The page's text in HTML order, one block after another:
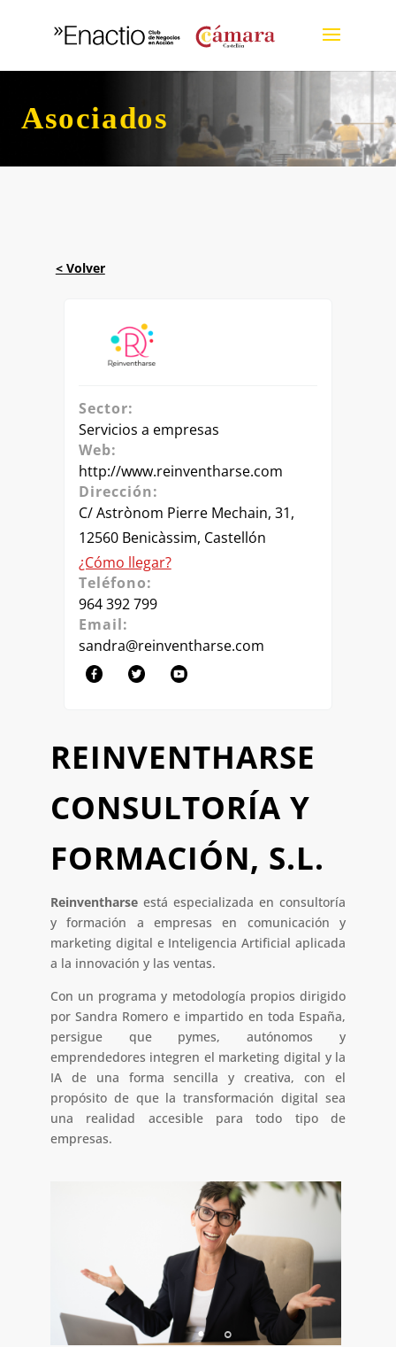
Asociados
REINVENTHARSE
CONSULTORÍA Y
FORMACIÓN, S.L.
Reinventharseestá especializada en consultoría
y formación a empresas en comunicación y
marketing digital e Inteligencia Artificial aplicada
a la innovación y las ventas.
Con un programa y metodología propios dirigido
por Sandra Romero e impartido en toda España,
persigue que pymes, autónomos y
emprendedores integren el marketing digital y la
IA de una forma sencilla y creativa, con el
propósito de que la transformación digital sea
una realidad accesible para todo tipo de
empresas.
Sector:
Servicios a empresas
Web:
http://www.reinventharse.com
Dirección:
C/ Astrònom Pierre Mechain, 31,
12560 Benicàssim, Castellón
¿Cómo llegar?
Teléfono:
964 392 799
Email:
sandra@reinventharse.com